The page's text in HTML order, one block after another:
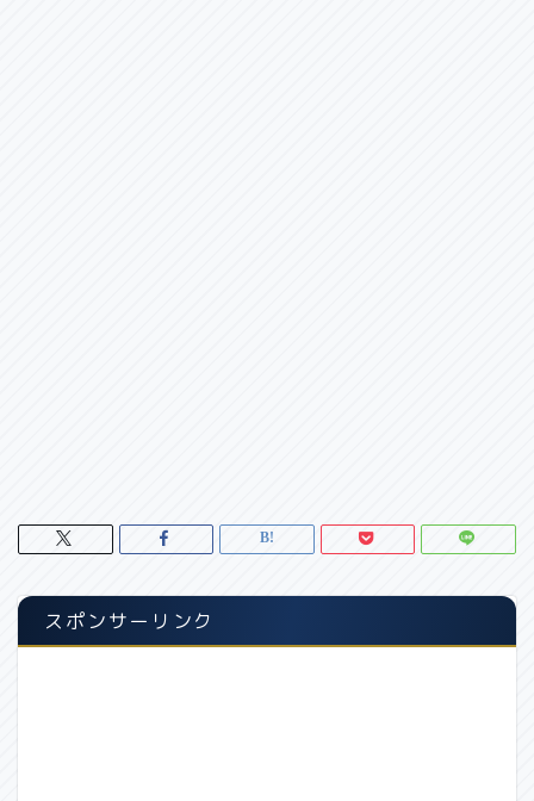
スポンサーリンク